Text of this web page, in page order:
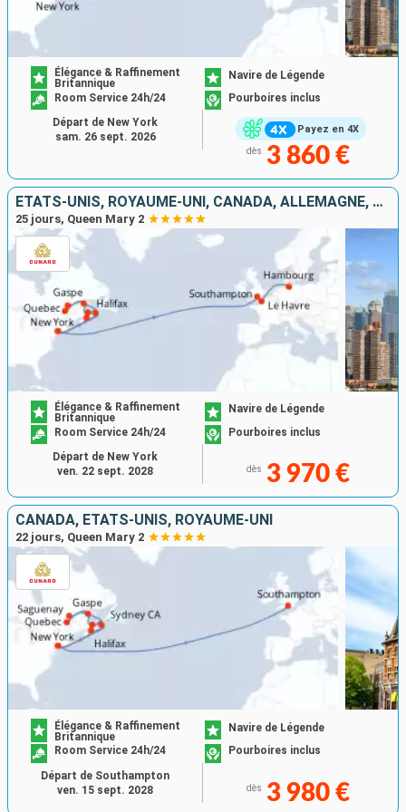
Payez en 4X
Élégance & Raffinement
Britannique
Navire de Légende
Room Service 24h/24
Pourboires inclus
dès 3 860 €
Départ de New York
sam. 26 sept. 2026
ÉTATS-UNIS, ROYAUME-UNI, CANADA, ALLEMAGNE, FRANCE
25 jours, Queen Mary 2
Élégance & Raffinement
Britannique
Navire de Légende
Room Service 24h/24
Pourboires inclus
dès 3 970 €
Départ de New York
ven. 22 sept. 2028
CANADA, ÉTATS-UNIS, ROYAUME-UNI
22 jours, Queen Mary 2
Élégance & Raffinement
Britannique
Navire de Légende
Room Service 24h/24
Pourboires inclus
dès 3 980 €
Départ de Southampton
ven. 15 sept. 2028